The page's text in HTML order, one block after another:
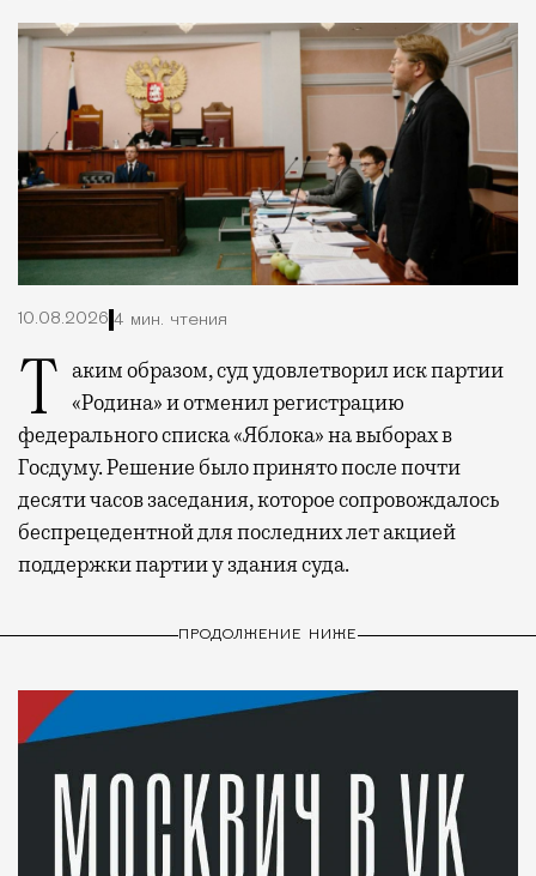
10.08.2026 4 мин. чтения
Таким образом, суд удовлетворил иск партии «Родина» и отменил регистрацию
федерального списка «Яблока» на выборах в
Госдуму. Решение было принято после почти
десяти часов заседания, которое сопровождалось
беспрецедентной для последних лет акцией
поддержки партии у здания суда.
ПРОДОЛЖЕНИЕ НИЖЕ